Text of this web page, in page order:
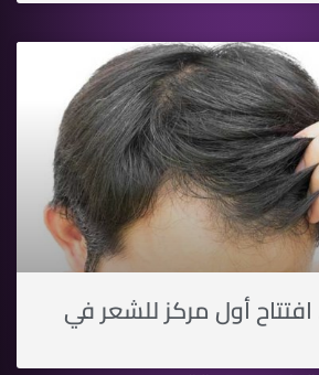
أول مركز للشعر في